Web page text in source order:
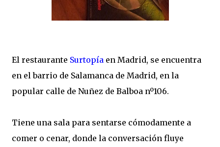
El restaurante Surtopía en Madrid, se encuentra
en el barrio de Salamanca de Madrid, en la
popular calle de Nuñez de Balboa nº106.
Tiene una sala para sentarse cómodamente a
comer o cenar, donde la conversación fluye